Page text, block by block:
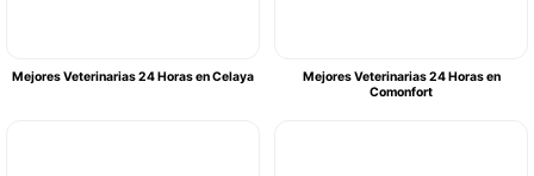
Mejores Veterinarias 24 Horas en Celaya
Mejores Veterinarias 24 Horas en
Comonfort